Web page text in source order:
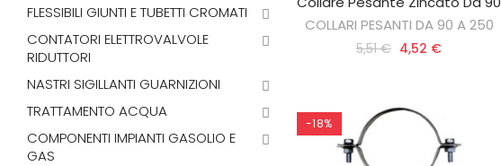
COLLARI PESANTI DA 90 A 250
5,51 € 4,52 €
-18%
FLESSIBILI GIUNTI E TUBETTI CROMATI
CONTATORI ELETTROVALVOLE
RIDUTTORI
NASTRI SIGILLANTI GUARNIZIONI
TRATTAMENTO ACQUA
COMPONENTI IMPIANTI GASOLIO E
GAS